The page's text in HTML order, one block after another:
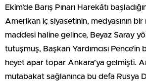
Ekim’de Barış Pınarı Harekâtı
Amerikan iç siyasetinin, medyasının
maddesi haline gelince, Beyaz Saray
tutuşmuş, Başkan Yardımcısı Pence’in
heyet apar topar Ankara’ya gelmişti.
mutabakat sağlanınca bu defa Rusya